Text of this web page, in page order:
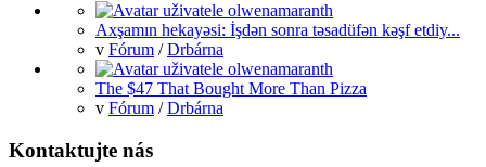
Axşamın hekayəsi: İşdən sonra təsadüfən kəşf etdiy...
v Fórum /Drbárna
The $47 That Bought More Than Pizza
v Fórum /Drbárna
Kontaktujte nás